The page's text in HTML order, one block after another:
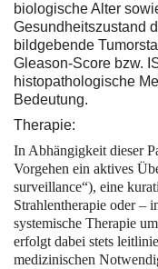
biologische Alter
Gesundheitszustand
bildgebende
Gleason-Score bzw.
histopathologische
Bedeutung.
Therapie:
In Abhängigkeit dieser
Vorgehen ein aktives
surveillance“), eine
Strahlentherapie oder –
systemische Therapie
erfolgt dabei stets
medizinischen